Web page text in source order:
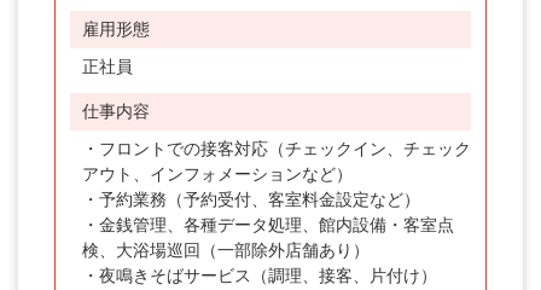
雇用形態
正社員
仕事内容
・フロントでの接客対応（チェックイン、チェック
アウト、インフォメーションなど）
・予約業務（予約受付、客室料金設定など）
・金銭管理、各種データ処理、館内設備・客室点
検、大浴場巡回（一部除外店舗あり）
・夜鳴きそばサービス（調理、接客、片付け）